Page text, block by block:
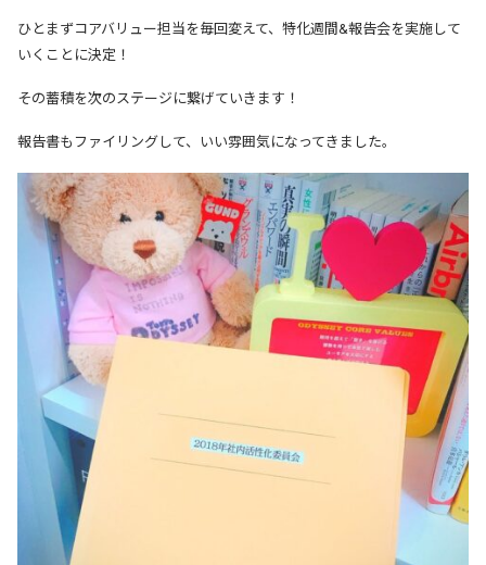
ひとまずコアバリュー担当を毎回変えて、特化週間&報告会を実施して
いくことに決定！
その蓄積を次のステージに繋げていきます！
報告書もファイリングして、いい雰囲気になってきました。